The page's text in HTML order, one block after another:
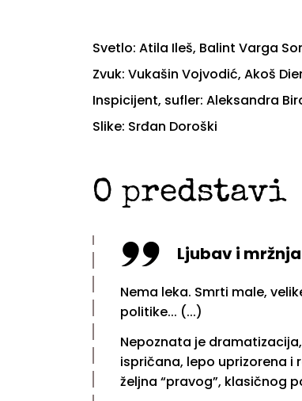
Svetlo: Atila Ileš, Balint Varga
Zvuk: Vukašin Vojvodić, Akoš
Inspicijent, sufler: Aleksandra
Slike: Srđan Doroški
O predstavi
Ljubav i mržnja
Nema leka. Smrti male,
politike... (...)
Nepoznata je
ispričana, lepo uprizorena i
željna “pravog”, klasičnog